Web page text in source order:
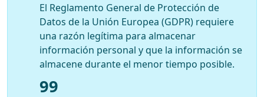
Presidente
Corporación Cultural ArTeK
El Reglamento General de Protección de
Datos de la Unión Europea (GDPR) requiere
una razón legítima para almacenar
información personal y que la información se
almacene durante el menor tiempo posible.
99